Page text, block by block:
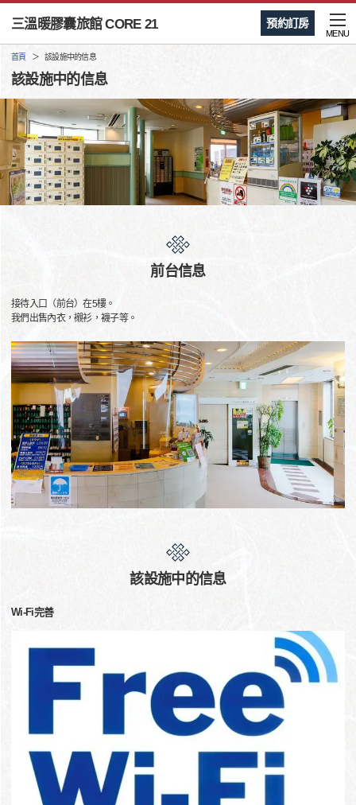
預約訂房
三溫暖膠囊旅館 CORE 21
MENU
首頁 該設施中的信息
該設施中的信息
前台信息
接待入口（前台）在5樓。
我們出售內衣，襯衫，襪子等。
該設施中的信息
Wi-Fi完善